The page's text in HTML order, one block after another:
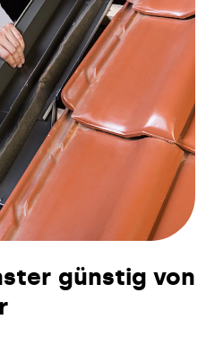
günstig von